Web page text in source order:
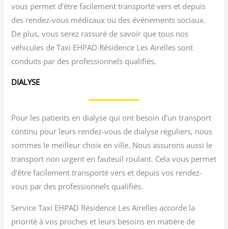
vous permet d’être facilement transporté vers et depuis
des rendez-vous médicaux ou des événements sociaux.
De plus, vous serez rassuré de savoir que tous nos
véhicules de Taxi EHPAD Résidence Les Airelles sont
conduits par des professionnels qualifiés.
DIALYSE
Pour les patients en dialyse qui ont besoin d’un transport
continu pour leurs rendez-vous de dialyse réguliers, nous
sommes le meilleur choix en ville. Nous assurons aussi le
transport non urgent en fauteuil roulant. Cela vous permet
d’être facilement transporté vers et depuis vos rendez-
vous par des professionnels qualifiés.
Service Taxi EHPAD Résidence Les Airelles accorde la
priorité à vos proches et leurs besoins en matière de